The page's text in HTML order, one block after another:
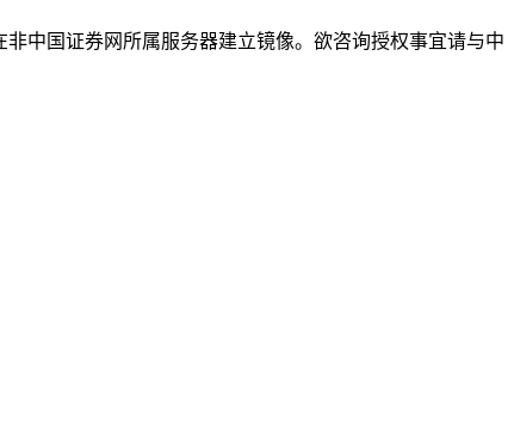
中国证券网所属服务器建立镜像。欲咨询授权事宜请与中